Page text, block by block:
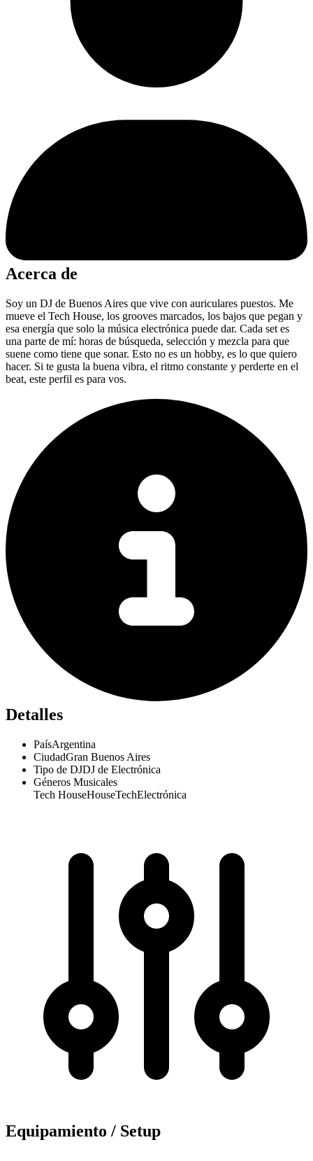
Acerca de
Soy un DJ de Buenos Aires que vive con auriculares puestos. Me
mueve el Tech House, los grooves marcados, los bajos que pegan y
esa energía que solo la música electrónica puede dar. Cada set es
una parte de mí: horas de búsqueda, selección y mezcla para que
suene como tiene que sonar. Esto no es un hobby, es lo que quiero
hacer. Si te gusta la buena vibra, el ritmo constante y perderte en el
beat, este perfil es para vos.
Detalles
PaísArgentina
CiudadGran Buenos Aires
Tipo de DJDJ de Electrónica
Géneros Musicales
Tech HouseHouseTechElectrónica
Equipamiento / Setup